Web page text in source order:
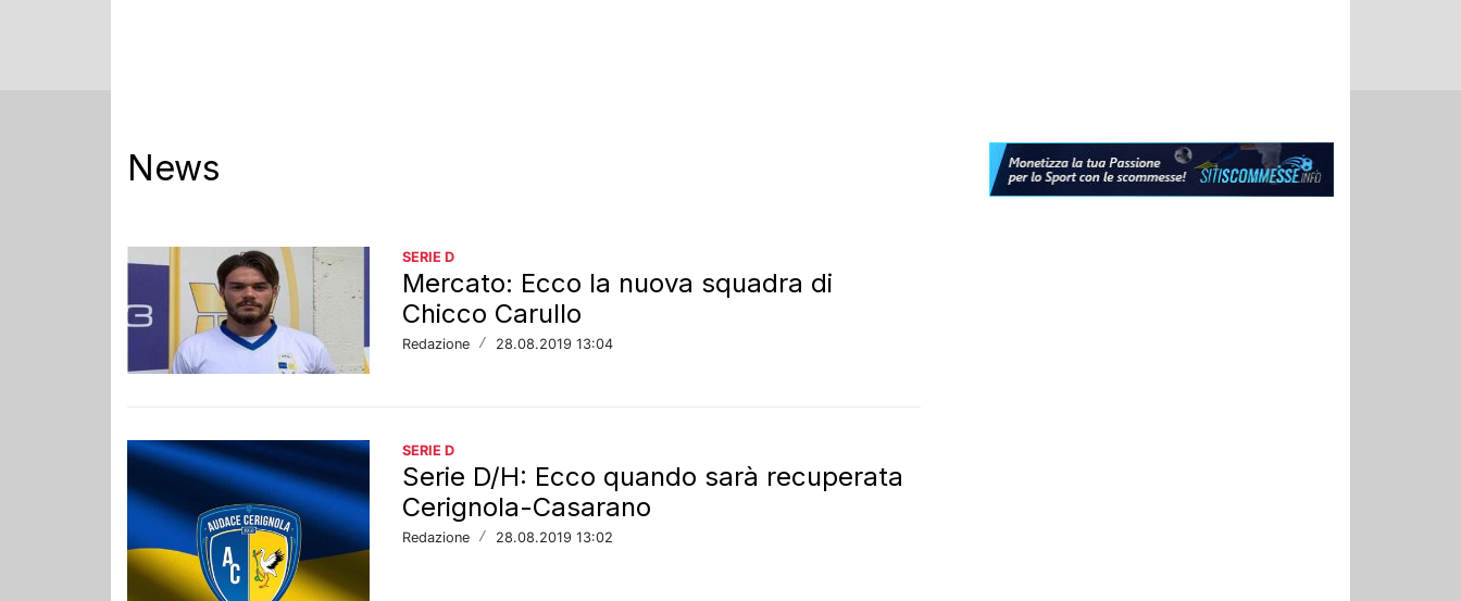
News
SERIE D
Mercato: Ecco la nuova squadra di
Chicco Carullo
Redazione / 28.08.2019 13:04
SERIE D
Serie D/H: Ecco quando sarà recuperata
Cerignola-Casarano
Redazione / 28.08.2019 13:02